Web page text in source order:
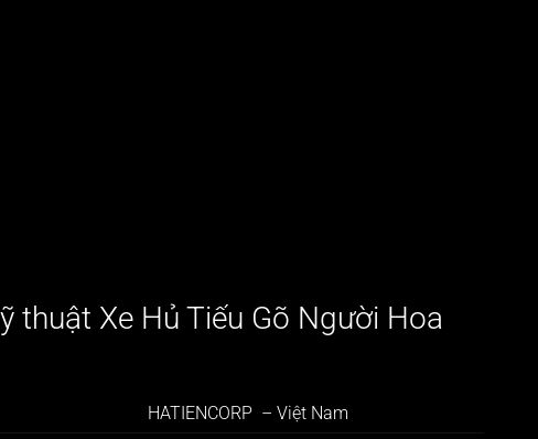
thuật Xe Hủ Tiếu Gõ Người Hoa
HATIENCORP – Việt Nam